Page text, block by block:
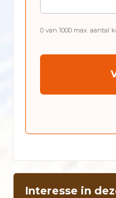
0 van 1000 max. aantal
Interesse in